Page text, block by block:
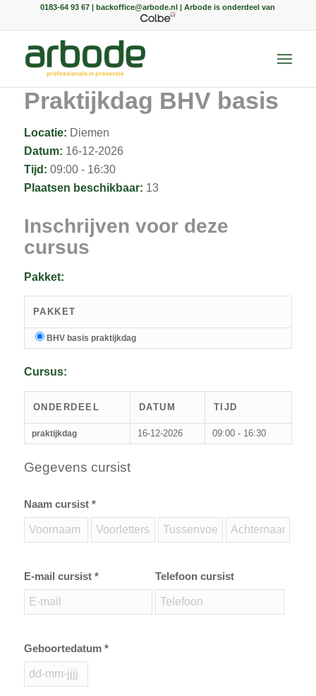
0183-64 93 67 | backoffice@arbode.nl | Arbode is onderdeel van
Praktijkdag BHV basis
Locatie: Diemen
Datum: 16-12-2026
Tijd: 09:00 - 16:30
Plaatsen beschikbaar: 13
Inschrijven voor deze
cursus
Pakket:
PAKKET
BHV basis praktijkdag
Cursus:
ONDERDEEL DATUM TIJD
praktijkdag 16-12-2026 09:00 - 16:30
Gegevens cursist
Naam cursist *
E-mail cursist * Telefoon cursist
Geboortedatum *